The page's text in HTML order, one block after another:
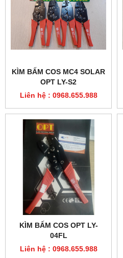
KÌM BẤM COS MC4 SOLAR
OPT LY-S2
Liên hệ : 0968.655.988
KÌM BẤM COS OPT LY-
04FL
Liên hệ : 0968.655.988